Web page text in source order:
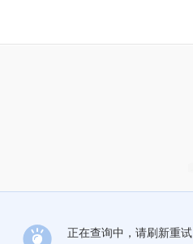
正在查询中，请刷新重试